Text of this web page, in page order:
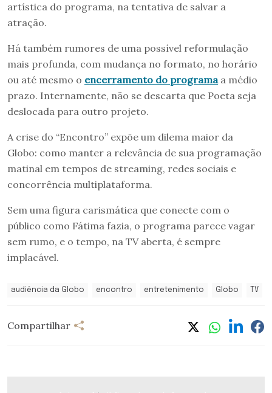
artística do programa, na tentativa de salvar a
atração.
Há também rumores de uma possível reformulação
mais profunda, com mudança no formato, no horário
ou até mesmo o encerramento do programaa médio
prazo. Internamente, não se descarta que Poeta seja
deslocada para outro projeto.
A crise do “Encontro” expõe um dilema maior da
Globo: como manter a relevância de sua programação
matinal em tempos de streaming, redes sociais e
concorrência multiplataforma.
Sem uma figura carismática que conecte com o
público como Fátima fazia, o programa parece vagar
sem rumo, e o tempo, na TV aberta, é sempre
implacável.
audiência da Globo encontro entretenimento Globo TV
Compartilhar